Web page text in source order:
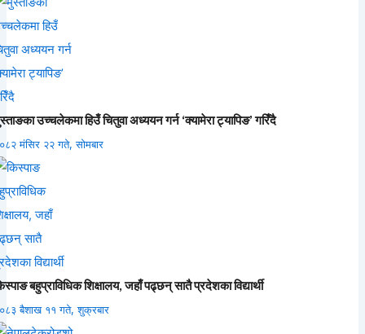
उच्चलेकमा हिउँ चितुवा अध्ययन गर्न ‘क्यामेरा ट्यापिङ’ गरिँदै
मंसिर २२ गते, सोमबार
बहुप्राविधिक शिक्षालय, जहाँ पढ्छन् सातै प्रदेशका विद्यार्थी
बैशाख ११ गते, शुक्रबार